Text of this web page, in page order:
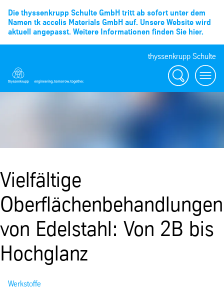
Die thyssenkrupp Schulte GmbH tritt ab sofort unter dem
Namen tk accelis Materials GmbH auf. Unsere Website wird
aktuell angepasst. Weitere Informationen finden Sie hier.
thyssenkrupp Schulte
Suche
Menü
Vielfältige
Oberflächenbehandlungen
von Edelstahl: Von 2B bis
Hochglanz
Werkstoffe